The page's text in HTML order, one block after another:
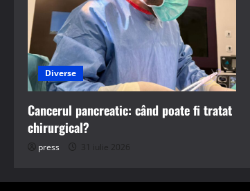
Diverse
Cancerul pancreatic: când poate fi tratat
chirurgical?
press 31 iulie 2026